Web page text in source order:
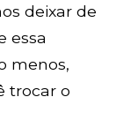
deixar de
essa
menos,
trocar o